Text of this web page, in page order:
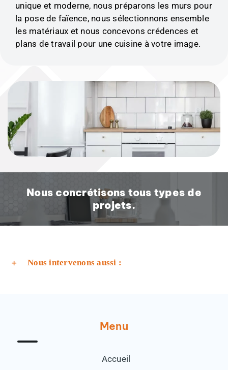
unique et moderne, nous préparons les murs pour
la pose de faïence, nous sélectionnons ensemble
les matériaux et nous concevons crédences et
plans de travail pour une cuisine à votre image.
Nous concrétisons tous types de
projets.
Nous intervenons aussi :
Menu
Accueil